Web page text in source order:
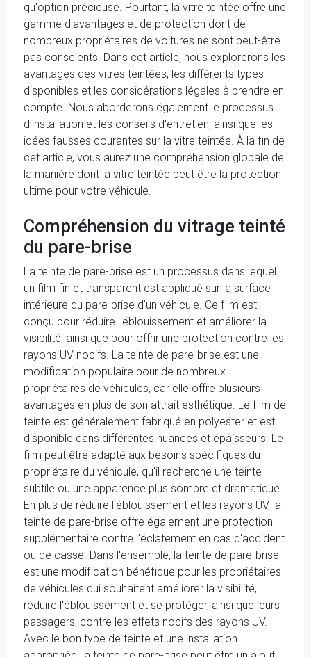
qu'option précieuse. Pourtant, la vitre teintée offre une
gamme d'avantages et de protection dont de
nombreux propriétaires de voitures ne sont peut-être
pas conscients. Dans cet article, nous explorerons les
avantages des vitres teintées, les différents types
disponibles et les considérations légales à prendre en
compte. Nous aborderons également le processus
d'installation et les conseils d'entretien, ainsi que les
idées fausses courantes sur la vitre teintée. À la fin de
cet article, vous aurez une compréhension globale de
la manière dont la vitre teintée peut être la protection
ultime pour votre véhicule.
Compréhension du vitrage teinté
du pare-brise
La teinte de pare-brise est un processus dans lequel
un film fin et transparent est appliqué sur la surface
intérieure du pare-brise d'un véhicule. Ce film est
conçu pour réduire l'éblouissement et améliorer la
visibilité, ainsi que pour offrir une protection contre les
rayons UV nocifs. La teinte de pare-brise est une
modification populaire pour de nombreux
propriétaires de véhicules, car elle offre plusieurs
avantages en plus de son attrait esthétique. Le film de
teinte est généralement fabriqué en polyester et est
disponible dans différentes nuances et épaisseurs. Le
film peut être adapté aux besoins spécifiques du
propriétaire du véhicule, qu'il recherche une teinte
subtile ou une apparence plus sombre et dramatique.
En plus de réduire l'éblouissement et les rayons UV, la
teinte de pare-brise offre également une protection
supplémentaire contre l'éclatement en cas d'accident
ou de casse. Dans l'ensemble, la teinte de pare-brise
est une modification bénéfique pour les propriétaires
de véhicules qui souhaitent améliorer la visibilité,
réduire l'éblouissement et se protéger, ainsi que leurs
passagers, contre les effets nocifs des rayons UV.
Avec le bon type de teinte et une installation